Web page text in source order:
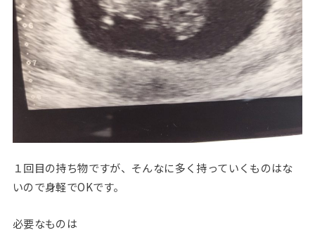
１回目の持ち物ですが、そんなに多く持っていくものはな
いので身軽でOKです。
必要なものは